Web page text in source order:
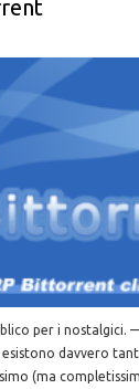
per i nostalgici.
davvero
(ma